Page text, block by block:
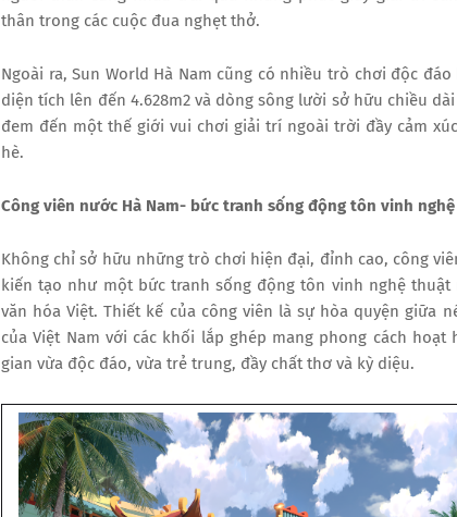
thân trong các cuộc đua nghẹt thở.
Ngoài ra, Sun World Hà Nam cũng có nhiều trò chơi độc
diện tích lên đến 4.628m2 và dòng sông lười sở hữu chiều
đem đến một thế giới vui chơi giải trí ngoài trời đầy cảm
hè.
Công viên nước Hà Nam- bức tranh sống động tôn vinh
Không chỉ sở hữu những trò chơi hiện đại, đỉnh cao, công
kiến tạo như một bức tranh sống động tôn vinh nghệ
văn hóa Việt. Thiết kế của công viên là sự hòa quyện giữa
của Việt Nam với các khối lắp ghép mang phong cách
gian vừa độc đáo, vừa trẻ trung, đầy chất thơ và kỳ diệu.